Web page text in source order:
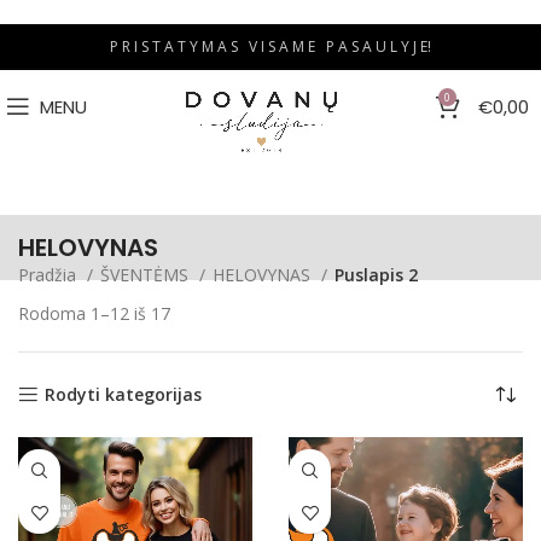
P R I S T A T Y M A S V I S A M E P A S A U L Y J E!
MENU 0 €0,00
HELOVYNAS
Pradžia ŠVENTĖMS HELOVYNAS
Puslapis 2
Rodoma 1–12 iš 17
Rodyti kategorijas